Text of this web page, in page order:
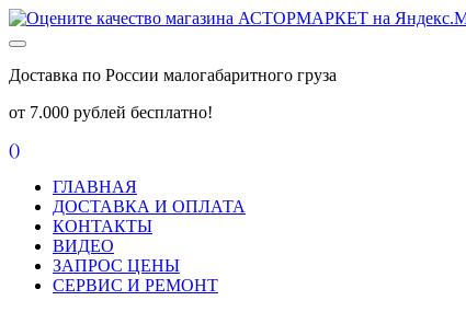
Доставка по России малогабаритного груза
от 7.000 рублей бесплатно!
()
ГЛАВНАЯ
ДОСТАВКА И ОПЛАТА
КОНТАКТЫ
ВИДЕО
ЗАПРОС ЦЕНЫ
СЕРВИС И РЕМОНТ